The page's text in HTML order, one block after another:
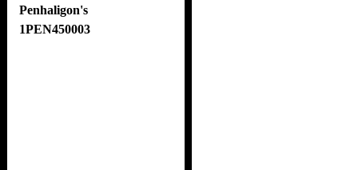
Penhaligon's
1PEN450003